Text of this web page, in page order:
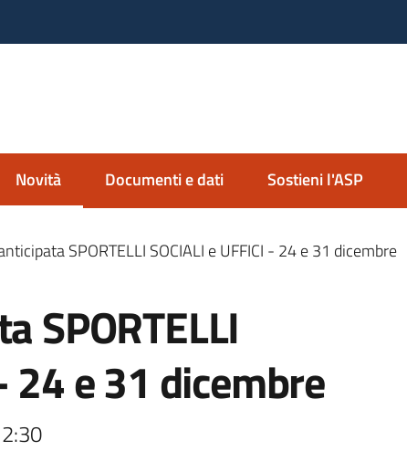
Novità
Menu selezionatoDocumenti e dati Sostieni l'ASP
SPORTELLI SOCIALI e UFFICI - 24 e 31 dicembre
SPORTELLI
24 e 31 dicembre